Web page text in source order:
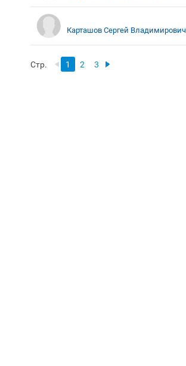
Карташов Сергей Владимирович
Стр. 1 2 3